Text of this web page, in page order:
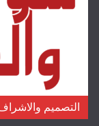
التصميم